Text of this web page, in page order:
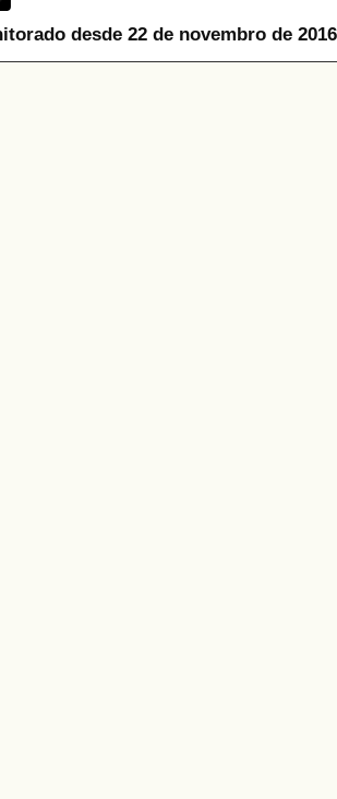
desde 22 de novembro de